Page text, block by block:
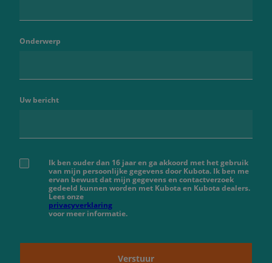
Onderwerp
Uw bericht
Ik ben ouder dan 16 jaar en ga akkoord met het gebruik
van mijn persoonlijke gegevens door Kubota. Ik ben me
ervan bewust dat mijn gegevens en contactverzoek
gedeeld kunnen worden met Kubota en Kubota dealers.
Lees onze
privacyverklaring
voor meer informatie.
Verstuur